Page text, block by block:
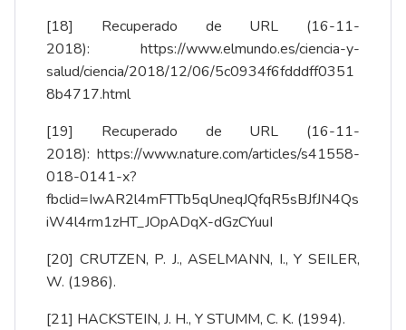
[18] Recuperado de URL (16-11-
2018): https://www.elmundo.es/ciencia-y-
salud/ciencia/2018/12/06/5c0934f6fdddff0351
8b4717.html
[19] Recuperado de URL (16-11-
2018): https://www.nature.com/articles/s41558-
018-0141-x?
fbclid=IwAR2l4mFTTb5qUneqJQfqR5sBJfJN4Qs
iW4l4rm1zHT_JOpADqX-dGzCYuuI
[20] CRUTZEN, P. J., ASELMANN, I., Y SEILER,
W. (1986).
[21] HACKSTEIN, J. H., Y STUMM, C. K. (1994).